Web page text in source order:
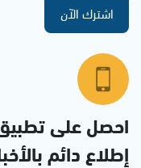
اشترك الآن
احصل على
إطلاع دائم